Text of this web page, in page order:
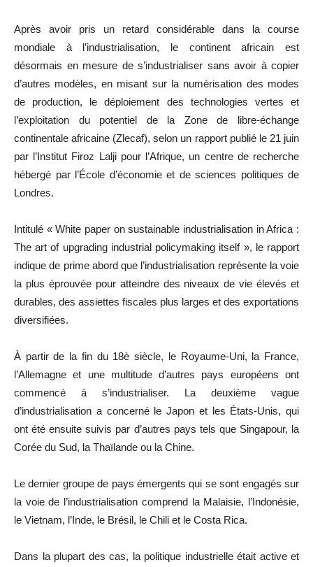
Après avoir pris un retard considérable dans la course
mondiale à l’industrialisation, le continent africain est
désormais en mesure de s’industrialiser sans avoir à copier
d’autres modèles, en misant sur la numérisation des modes
de production, le déploiement des technologies vertes et
l’exploitation du potentiel de la Zone de libre-échange
continentale africaine (Zlecaf), selon un rapport publié le 21 juin
par l’Institut Firoz Lalji pour l’Afrique, un centre de recherche
hébergé par l’École d’économie et de sciences politiques de
Londres.
Intitulé « White paper on sustainable industrialisation in Africa :
The art of upgrading industrial policymaking itself », le rapport
indique de prime abord que l’industrialisation représente la voie
la plus éprouvée pour atteindre des niveaux de vie élevés et
durables, des assiettes fiscales plus larges et des exportations
diversifiées.
À partir de la fin du 18è siècle, le Royaume-Uni, la France,
l’Allemagne et une multitude d’autres pays européens ont
commencé à s’industrialiser. La deuxième vague
d’industrialisation a concerné le Japon et les États-Unis, qui
ont été ensuite suivis par d’autres pays tels que Singapour, la
Corée du Sud, la Thaïlande ou la Chine.
Le dernier groupe de pays émergents qui se sont engagés sur
la voie de l’industrialisation comprend la Malaisie, l’Indonésie,
le Vietnam, l’Inde, le Brésil, le Chili et le Costa Rica.
Dans la plupart des cas, la politique industrielle était active et